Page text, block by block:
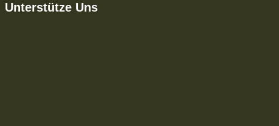
Unterstütze Uns